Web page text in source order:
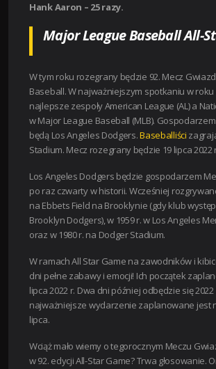
Hank Aaron – 25 razy.
Major League Baseball All-
W tym roku rozegrany będzie 92. Mecz
Baseball. W najważniejszym spotkaniu w roku
najlepsze zespoły American League (AL) a
w Major League Baseball (MLB).
będą Los Angeles Dodgers.Baseballiści
Stadium. Mecz rozegrany będzie 19 lipca 2022
Los Angeles Dodgers będzie gospodarzem
po raz czwarty w historii. Wcześniej
na Ebbets Field na Brooklynie (gdy klub
Brooklyn Dodgers), w 1959 r. w Los Angeles
oraz w 1980 r. na Dodger Stadium.
W ramach All Star Game na zawodników i
dni pełne zabawy i emocji! Ich początek
lipca 2022 r. Dwa dni później odbędzie się 2022
najważniejsze wydarzenie zaplanowane jest
lipca.
Wciąż mało wiemy o tegorocznym Meczu
w 92. edycji All-Star Game? Trwa głosowanie.